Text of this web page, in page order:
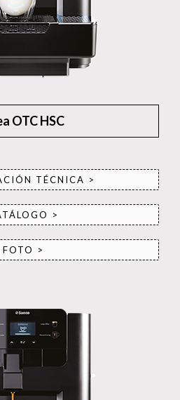
OTC HSC
TÉCNICA >
>
FOTO >